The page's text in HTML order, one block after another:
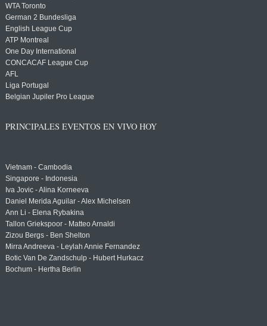
WTA Toronto
German 2 Bundesliga
English League Cup
ATP Montreal
One Day International
CONCACAF League Cup
AFL
Liga Portugal
Belgian Jupiler Pro League
PRINCIPALES EVENTOS EN VIVO HOY
Vietnam - Cambodia
Singapore - Indonesia
Iva Jovic - Alina Korneeva
Daniel Merida Aguilar - Alex Michelsen
Ann Li - Elena Rybakina
Tallon Griekspoor - Matteo Arnaldi
Zizou Bergs - Ben Shelton
Mirra Andreeva - Leylah Annie Fernandez
Botic Van De Zandschulp - Hubert Hurkacz
Bochum - Hertha Berlin